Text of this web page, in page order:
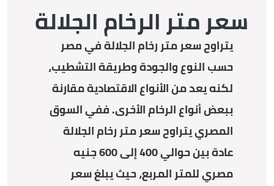
سعر متر الرخام الجلالة
يتراوح سعر متر رخام الجلالة في مصر
حسب النوع والجودة وطريقة التشطيب،
لكنه يعد من الأنواع الاقتصادية مقارنة
ببعض أنواع الرخام الأخرى. ففي السوق
المصري يتراوح سعر متر رخام الجلالة
عادة بين حوالي 400 إلى 600 جنيه
مصري للمتر المربع، حيث يبلغ سعر